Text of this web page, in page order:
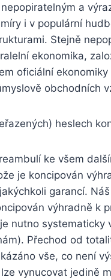
a
i v populární
Stejně
ekonomika,
oficiální
obchodních
heslech
ke všem
je koncipován
garancí.
výhradně k
nutno
Přechod od
vše, co není
lze vynucovat jedině